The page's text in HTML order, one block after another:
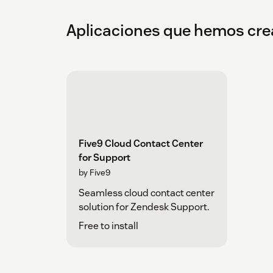
Aplicaciones que hemos
Five9 Cloud Contact Center
for Support
by Five9
Seamless cloud contact center
solution for Zendesk Support.
Free to install